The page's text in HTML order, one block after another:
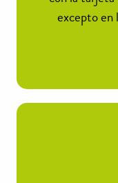
excepto en